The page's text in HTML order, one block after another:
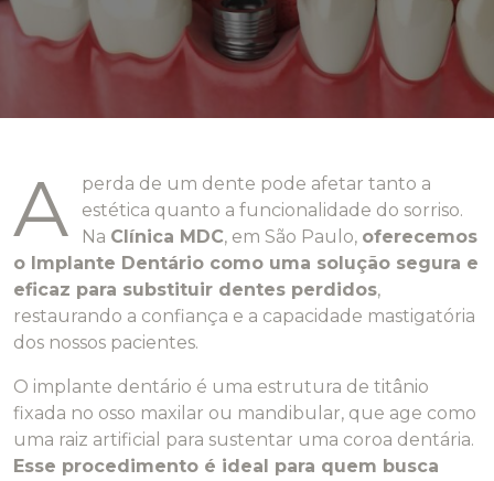
A
perda de um dente pode afetar tanto a
estética quanto a funcionalidade do sorriso.
Na Clínica MDC, em São Paulo, oferecemos
o Implante Dentário como uma solução segura e
eficaz para substituir dentes perdidos,
restaurando a confiança e a capacidade mastigatória
dos nossos pacientes.
O implante dentário é uma estrutura de titânio
fixada no osso maxilar ou mandibular, que age como
uma raiz artificial para sustentar uma coroa dentária.
Esse procedimento é ideal para quem busca